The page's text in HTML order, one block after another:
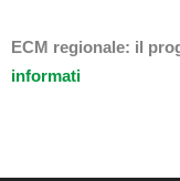
ECM regionale: il
informati